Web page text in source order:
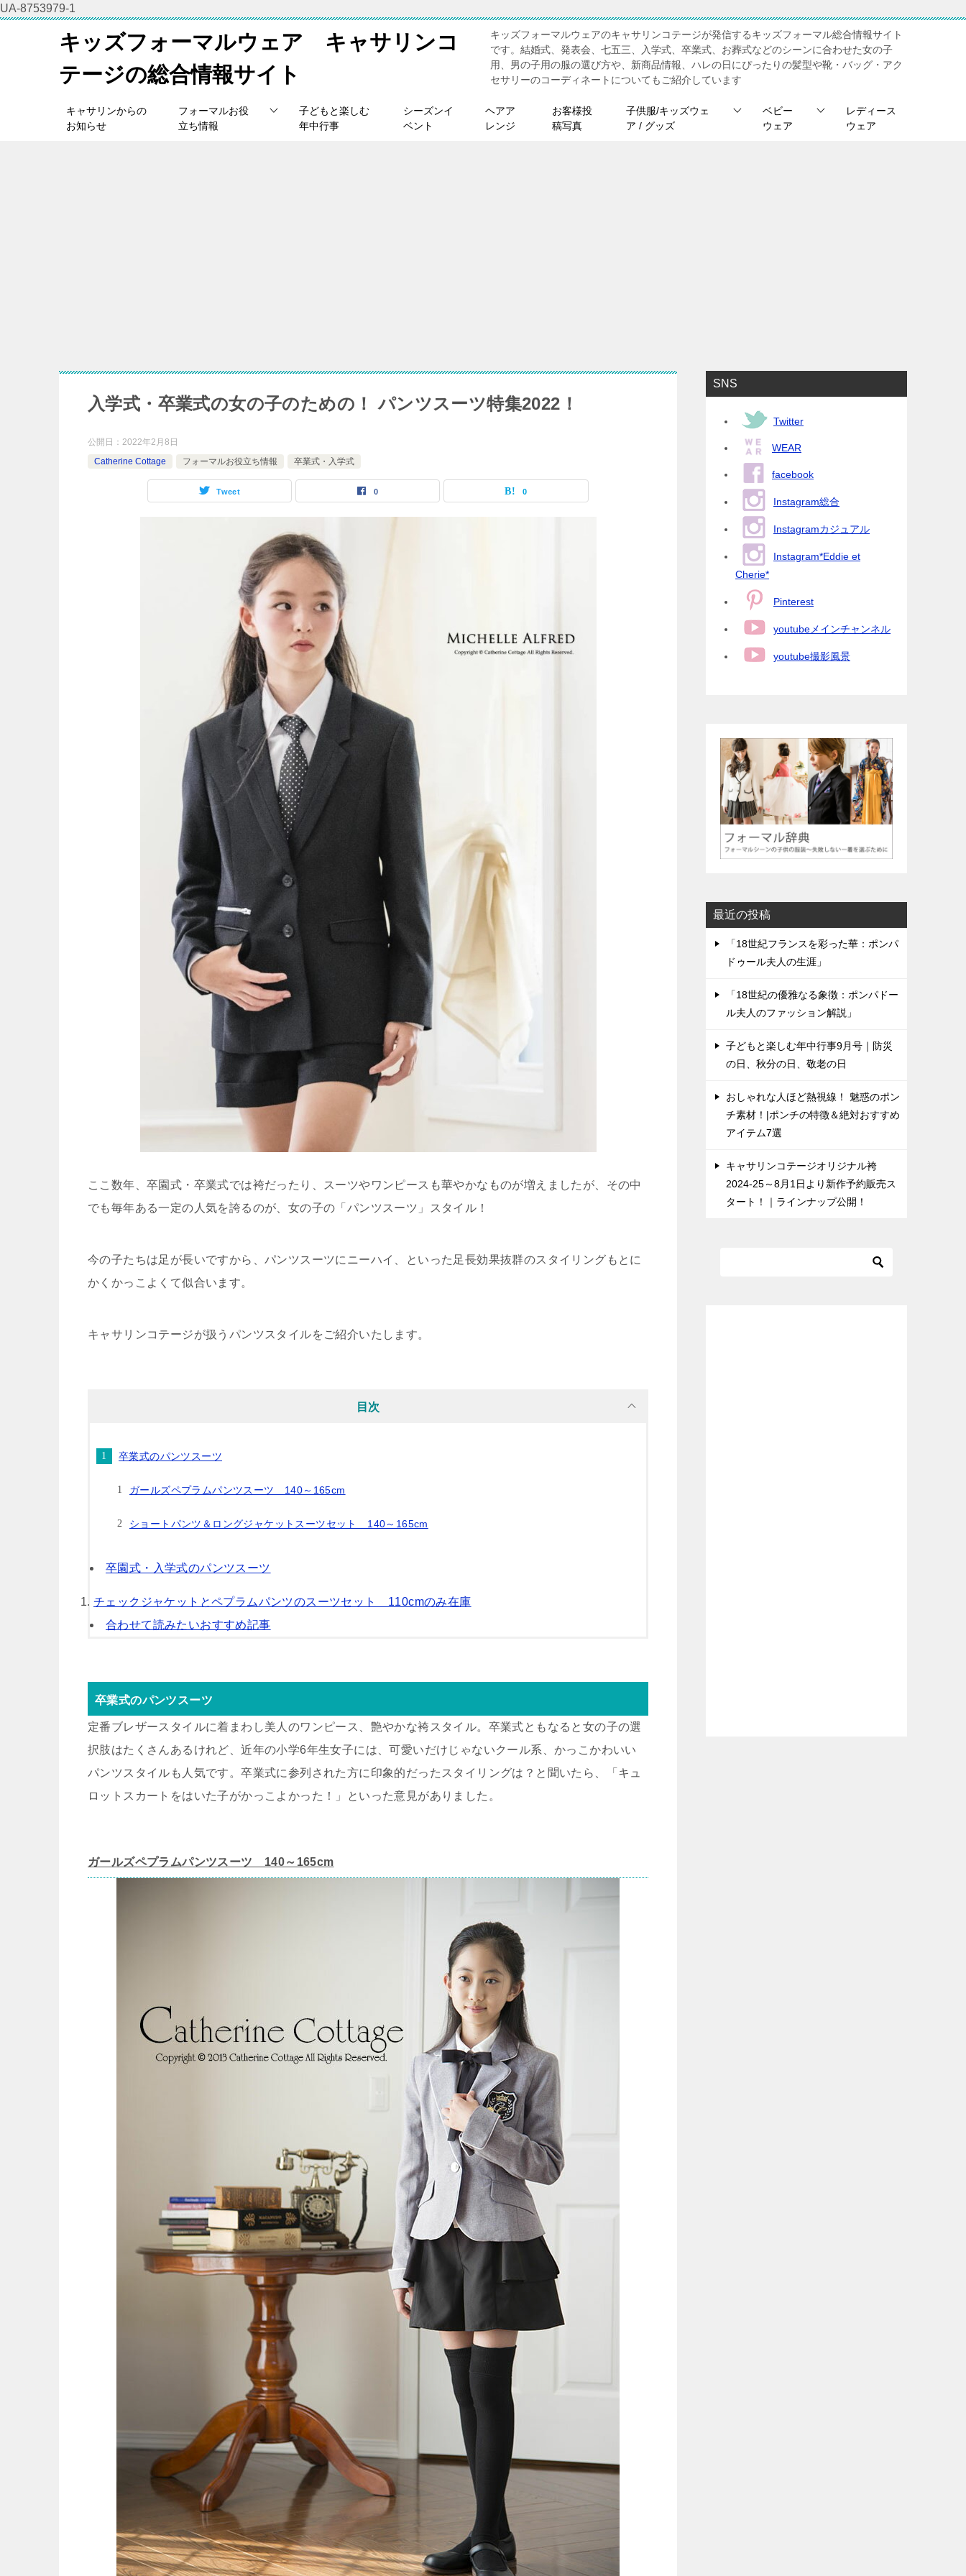
UA-8753979-1
キッズフォーマルウェア キャサリンコ
テージの総合情報サイト
キッズフォーマルウェアのキャサリンコテージが発信するキッズフォーマル総合情報サイト
です。結婚式、発表会、七五三、入学式、卒業式、お葬式などのシーンに合わせた女の子
用、男の子用の服の選び方や、新商品情報、ハレの日にぴったりの髪型や靴・バッグ・アク
セサリーのコーディネートについてもご紹介しています
キャサリンからの
お知らせ
フォーマルお役
立ち情報
子どもと楽しむ
年中行事
シーズンイ
ベント
ヘアア
レンジ
お客様投
稿写真
子供服/キッズウェ
ア / グッズ
ベビー
ウェア
レディース
ウェア
入学式・卒業式の女の子のための！ パンツスーツ特集2022！
公開日： 2022年2月8日
Catherine Cottage
フォーマルお役立ち情報 卒業式・入学式
Tweet 0 0
ここ数年、卒園式・卒業式では袴だったり、スーツやワンピースも華やかなものが増えましたが、その中
でも毎年ある一定の人気を誇るのが、女の子の「パンツスーツ」スタイル！
今の子たちは足が長いですから、パンツスーツにニーハイ、といった足長効果抜群のスタイリングもとに
かくかっこよくて似合います。
キャサリンコテージが扱うパンツスタイルをご紹介いたします。
目次
卒業式のパンツスーツ
ガールズペプラムパンツスーツ 140～165cm
ショートパンツ＆ロングジャケットスーツセット 140～165cm
卒園式・入学式のパンツスーツ
チェックジャケットとペプラムパンツのスーツセット 110cmのみ在庫
合わせて読みたいおすすめ記事
卒業式のパンツスーツ
定番ブレザースタイルに着まわし美人のワンピース、艶やかな袴スタイル。卒業式ともなると女の子の選
択肢はたくさんあるけれど、近年の小学6年生女子には、可愛いだけじゃないクール系、かっこかわいい
パンツスタイルも人気です。卒業式に参列された方に印象的だったスタイリングは？と聞いたら、「キュ
ロットスカートをはいた子がかっこよかった！」といった意見がありました。
ガールズペプラムパンツスーツ 140～165cm
SNS
Twitter
WEAR
facebook
Instagram総合
Instagramカジュアル
Instagram*Eddie et
Cherie*
Pinterest
youtubeメインチャンネル
youtube撮影風景
最近の投稿
「18世紀フランスを彩った華：ポンパ
ドゥール夫人の生涯」
「18世紀の優雅なる象徴：ポンパドー
ル夫人のファッション解説」
子どもと楽しむ年中行事9月号｜防災
の日、秋分の日、敬老の日
おしゃれな人ほど熱視線！ 魅惑のポン
チ素材！|ポンチの特徴＆絶対おすすめ
アイテム7選
キャサリンコテージオリジナル袴
2024-25～8月1日より新作予約販売ス
タート！｜ラインナップ公開！